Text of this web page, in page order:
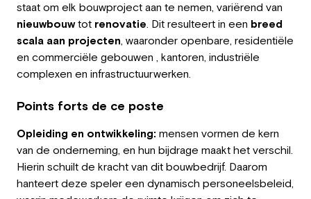
Travailler chez Greystone
À propos de nous
FR
staat om elk bouwproject aan te nemen, variërend van
nieuwbouwtot renovatie. Dit resulteert in een breed
scala aan projecten, waaronder openbare, residentiële
en commerciële gebouwen , kantoren, industriële
complexen en infrastructuurwerken.
Points forts de ce poste
Opleiding en ontwikkeling: mensen vormen de kern
van de onderneming, en hun bijdrage maakt het verschil.
Hierin schuilt de kracht van dit bouwbedrijf. Daarom
hanteert deze speler een dynamisch personeelsbeleid,